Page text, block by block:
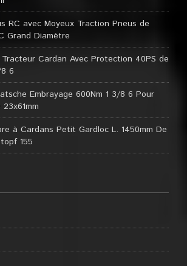
RC avec Moyeux Traction Pneus de
Grand Diamètre
Cardan Avec Protection 40PS de
6
Embrayage 600Nm 1 3/8 6 Pour
à Cardans Petit Gardloc L. 1450mm De
155